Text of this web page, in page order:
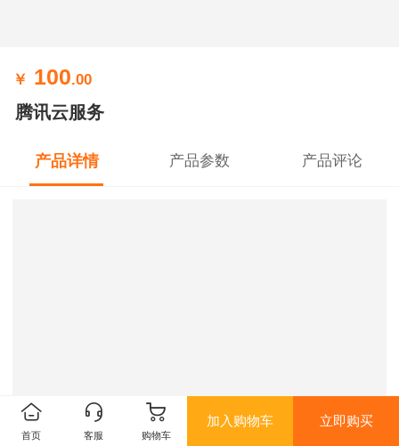
￥ 100.00
腾讯云服务
产品详情 产品参数 产品评论
首页 客服 购物车
加入购物车 立即购买